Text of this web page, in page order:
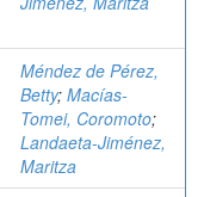
Méndez de Pérez,
Betty; Macías-
Tomei, Coromoto;
Landaeta-Jiménez,
Maritza